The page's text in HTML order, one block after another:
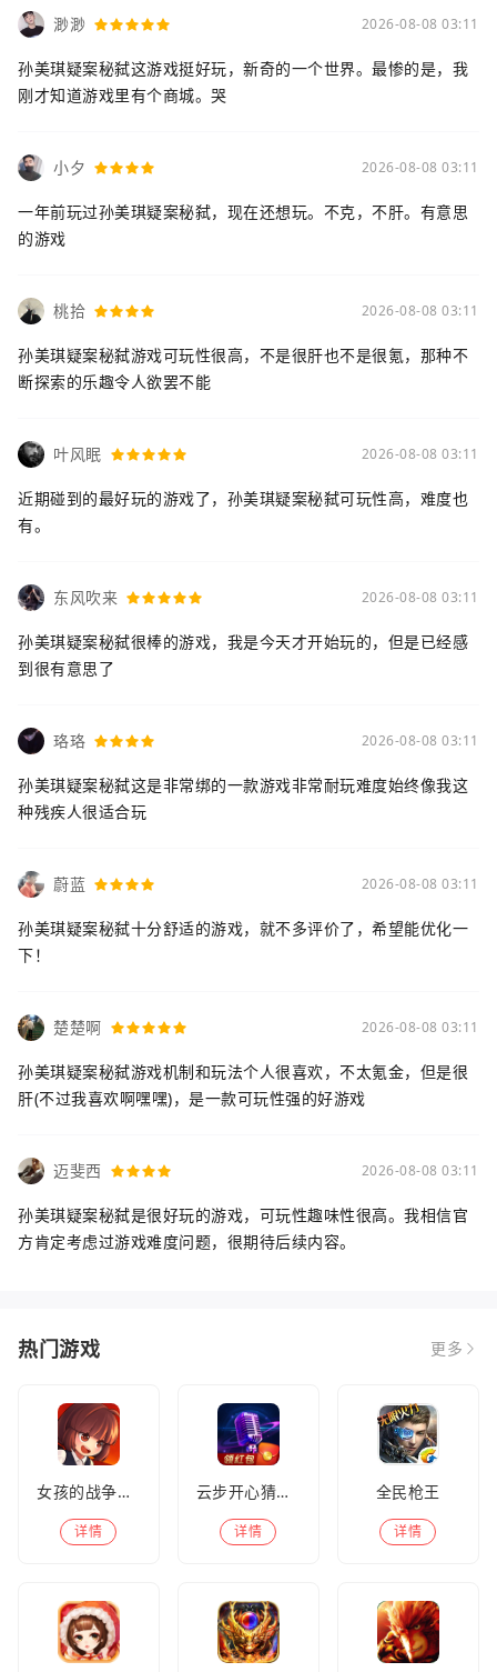
渺渺 2026-08-08 03:11
孙美琪疑案秘弑这游戏挺好玩，新奇的一个世界。最惨的是，我
刚才知道游戏里有个商城。哭
小夕 2026-08-08 03:11
一年前玩过孙美琪疑案秘弑，现在还想玩。不克，不肝。有意思
的游戏
桃拾 2026-08-08 03:11
孙美琪疑案秘弑游戏可玩性很高，不是很肝也不是很氪，那种不
断探索的乐趣令人欲罢不能
叶风眠 2026-08-08 03:11
近期碰到的最好玩的游戏了，孙美琪疑案秘弑可玩性高，难度也
有。
东风吹来 2026-08-08 03:11
孙美琪疑案秘弑很棒的游戏，我是今天才开始玩的，但是已经感
到很有意思了
珞珞 2026-08-08 03:11
孙美琪疑案秘弑这是非常绑的一款游戏非常耐玩难度始终像我这
种残疾人很适合玩
蔚蓝 2026-08-08 03:11
孙美琪疑案秘弑十分舒适的游戏，就不多评价了，希望能优化一
下！
楚楚啊 2026-08-08 03:11
孙美琪疑案秘弑游戏机制和玩法个人很喜欢，不太氪金，但是很
肝(不过我喜欢啊嘿嘿)，是一款可玩性强的好游戏
迈斐西 2026-08-08 03:11
孙美琪疑案秘弑是很好玩的游戏，可玩性趣味性很高。我相信官
方肯定考虑过游戏难度问题，很期待后续内容。
热门游戏 更多
女孩的战争手机版(暂未上线)
详情
云步开心猜歌名
详情
全民枪王
详情